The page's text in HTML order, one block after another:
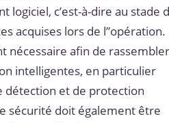
c’est-à-dire au stade
acquises lors de l”opération.
nécessaire afin de
intelligentes, en particulier
détection et de protection
sécurité doit également être